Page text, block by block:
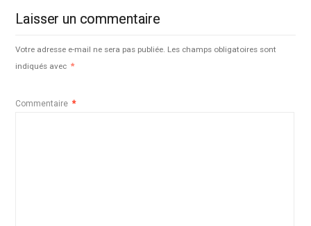
Laisser un commentaire
Votre adresse e-mail ne sera pas publiée. Les champs obligatoires sont
indiqués avec *
Commentaire *